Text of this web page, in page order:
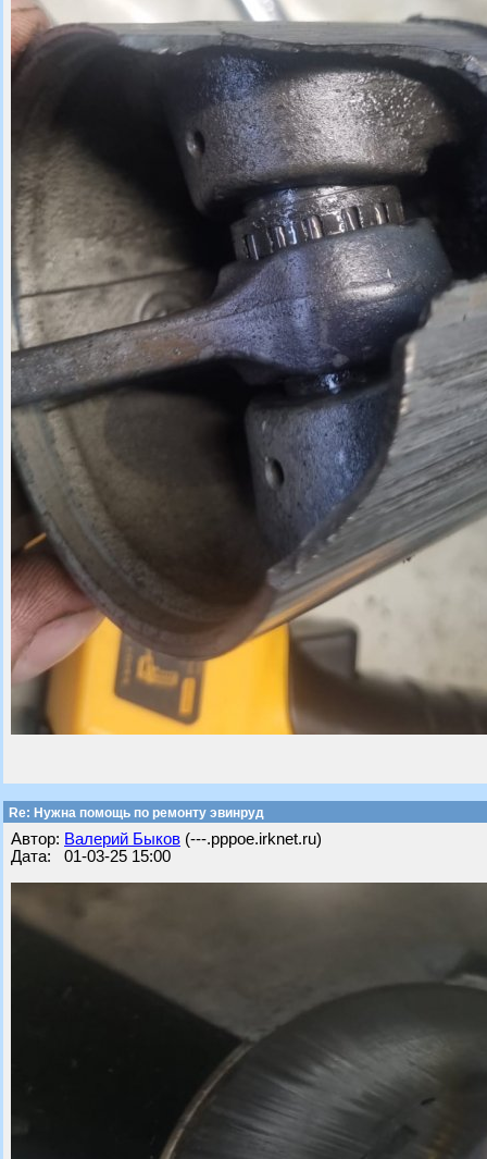
Re: Нужна помощь по ремонту эвинруд
Автор: Валерий Быков (---.pppoe.irknet.ru)
Дата: 01-03-25 15:00